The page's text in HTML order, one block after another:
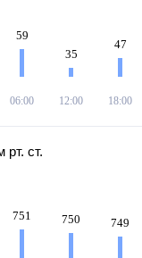
59
06:00
35
12:00
47
18:00
ст.
751 750 749